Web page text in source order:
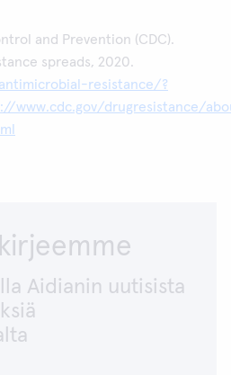
and Prevention (CDC).
spreads, 2020.
resistance/?
www.cdc.gov/drugresistance/
Aidianin uutisista